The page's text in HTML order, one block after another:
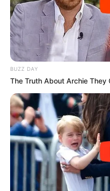
(foto:
5. Pose seksinya bahkan
BUZZ DAY
The Truth About Archie They